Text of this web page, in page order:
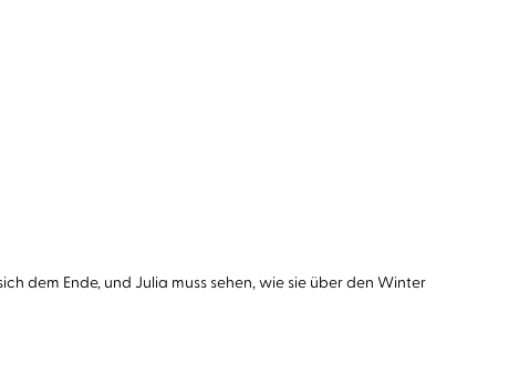
dem Ende, und Julia muss sehen, wie sie über den Winter